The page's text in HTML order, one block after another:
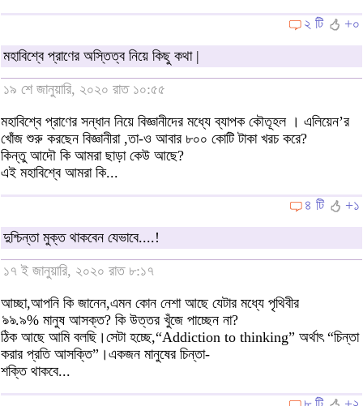
২ টি
+০
মহাবিশ্বে প্রাণের অস্তিত্ব নিয়ে কিছু কথা |
১৯ শে জানুয়ারি, ২০২০ রাত ১০:৫৫
মহাবিশ্বে প্রাণের সন্ধান নিয়ে বিজ্ঞানীদের মধ্যে ব্যাপক কৌতূহল । এলিয়েন’র
খোঁজ শুরু করছেন বিজ্ঞানীরা ,তা-ও আবার ৮০০ কোটি টাকা খরচ করে?
কিন্তু আদৌ কি আমরা ছাড়া কেউ আছে?
এই মহাবিশ্বে আমরা কি...
৪ টি
+১
দুশ্চিন্তা মুক্ত থাকবেন যেভাবে....!
১৭ ই জানুয়ারি, ২০২০ রাত ৮:১৭
আচ্ছা,আপনি কি জানেন,এমন কোন নেশা আছে যেটার মধ্যে পৃথিবীর
ঌঌ.৯% মানুষ আসক্ত? কি উত্তর খুঁজে পাচ্ছেন না?
ঠিক আছে আমি বলছি।সেটা হচ্ছে,“Addiction to thinking” অর্থাৎ “চিন্তা
করার প্রতি আসক্তি”।একজন মানুষের চিন্তা-
শক্তি থাকবে...